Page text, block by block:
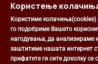
Михаил
Користење
Користиме колачиња(cookies)
го подобриме Вашето
нагодувања, да анализираме
заштитиме нашата интернет
прифатете ги сите доколку се